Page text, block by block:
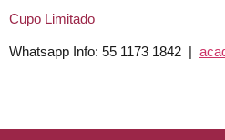
Cupo Limitado
Whatsapp Info: 55 1173 1842 |